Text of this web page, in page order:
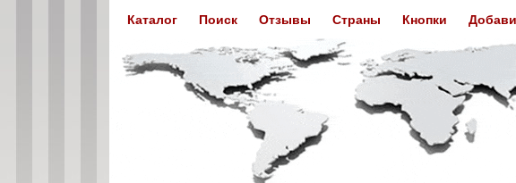
Каталог Поиск Отзывы Страны Кнопки